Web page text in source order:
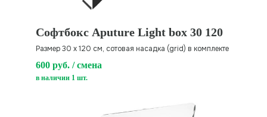
Софтбокс Aputure Light box 30 120
Размер 30 х 120 см, сотовая насадка (grid) в комплекте
600 руб. / смена
в наличии 1 шт.